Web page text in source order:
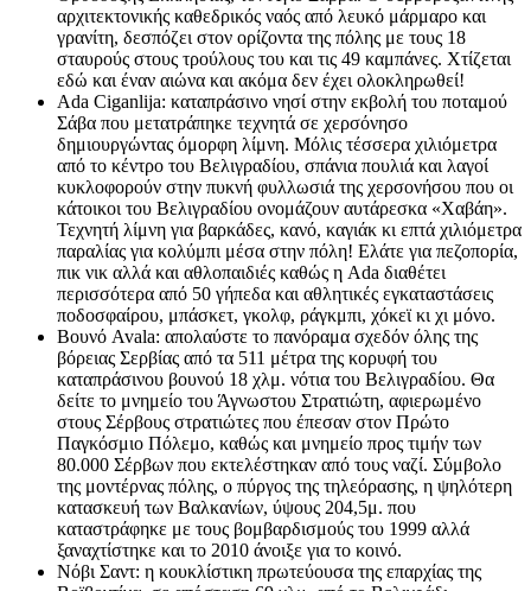
αρχιτεκτονικής καθεδρικός ναός από λευκό μάρμαρο και
γρανίτη, δεσπόζει στον ορίζοντα της πόλης με τους 18
σταυρούς στους τρούλους του και τις 49 καμπάνες. Χτίζεται
εδώ και έναν αιώνα και ακόμα δεν έχει ολοκληρωθεί!
Ada Ciganlija: καταπράσινο νησί στην εκβολή του ποταμού
Σάβα που μετατράπηκε τεχνητά σε χερσόνησο
δημιουργώντας όμορφη λίμνη. Μόλις τέσσερα χιλιόμετρα
από το κέντρο του Βελιγραδίου, σπάνια πουλιά και λαγοί
κυκλοφορούν στην πυκνή φυλλωσιά της χερσονήσου που οι
κάτοικοι του Βελιγραδίου ονομάζουν αυτάρεσκα «Χαβάη».
Τεχνητή λίμνη για βαρκάδες, κανό, καγιάκ κι επτά χιλιόμετρα
παραλίας για κολύμπι μέσα στην πόλη! Ελάτε για πεζοπορία,
πικ νικ αλλά και αθλοπαιδιές καθώς η Ada διαθέτει
περισσότερα από 50 γήπεδα και αθλητικές εγκαταστάσεις
ποδοσφαίρου, μπάσκετ, γκολφ, ράγκμπι, χόκεϊ κι χι μόνο.
Βουνό Avala: απολαύστε το πανόραμα σχεδόν όλης της
βόρειας Σερβίας από τα 511 μέτρα της κορυφή του
καταπράσινου βουνού 18 χλμ. νότια του Βελιγραδίου. Θα
δείτε το μνημείο του Άγνωστου Στρατιώτη, αφιερωμένο
στους Σέρβους στρατιώτες που έπεσαν στον Πρώτο
Παγκόσμιο Πόλεμο, καθώς και μνημείο προς τιμήν των
80.000 Σέρβων που εκτελέστηκαν από τους ναζί. Σύμβολο
της μοντέρνας πόλης, ο πύργος της τηλεόρασης, η ψηλότερη
κατασκευή των Βαλκανίων, ύψους 204,5μ. που
καταστράφηκε με τους βομβαρδισμούς του 1999 αλλά
ξαναχτίστηκε και το 2010 άνοιξε για το κοινό.
Νόβι Σαντ: η κουκλίστικη πρωτεύουσα της επαρχίας της